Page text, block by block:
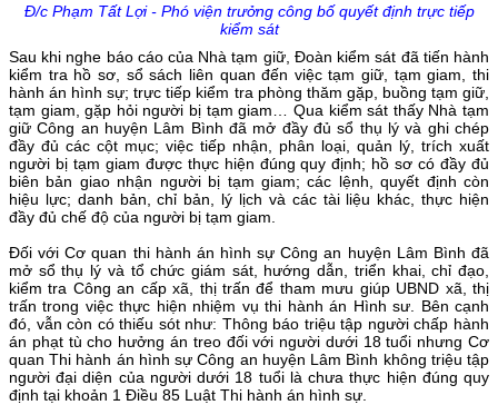
Đ/c Phạm Tất Lợi - Phó viện trưởng công bố quyết định trực tiếp
kiểm sát
Sau khi nghe báo cáo của Nhà tạm giữ, Đoàn kiểm sát đã tiến hành
kiểm tra hồ sơ, sổ sách liên quan đến việc tạm giữ, tạm giam, thi
hành án hình sự; trực tiếp kiểm tra phòng thăm gặp, buồng tạm giữ,
tạm giam, gặp hỏi người bị tạm giam… Qua kiểm sát thấy Nhà tạm
giữ Công an huyện Lâm Bình đã mở đầy đủ sổ thụ lý và ghi chép
đầy đủ các cột mục; việc tiếp nhận, phân loại, quản lý, trích xuất
người bị tạm giam được thực hiện đúng quy định; hồ sơ có đầy đủ
biên bản giao nhận người bị tạm giam; các lệnh, quyết định còn
hiệu lực; danh bản, chỉ bản, lý lịch và các tài liệu khác, thực hiện
đầy đủ chế độ của người bị tạm giam.
Đối với Cơ quan thi hành án hình sự Công an huyện Lâm Bình đã
mở sổ thụ lý và tổ chức giám sát, hướng dẫn, triển khai, chỉ đạo,
kiểm tra Công an cấp xã, thị trấn để tham mưu giúp UBND xã, thị
trấn trong việc thực hiện nhiệm vụ thi hành án Hình sư. Bên cạnh
đó, vẫn còn có thiếu sót như: Thông báo triệu tập người chấp hành
án phạt tù cho hưởng án treo đối với người dưới 18 tuổi nhưng Cơ
quan Thi hành án hình sự Công an huyện Lâm Bình không triệu tập
người đại diện của người dưới 18 tuổi là chưa thực hiện đúng quy
định tại khoản 1 Điều 85 Luật Thi hành án hình sự.